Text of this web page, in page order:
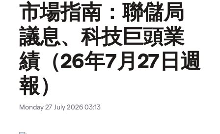
市場指南：聯儲局
議息、科技巨頭業
績（26年7月27日週
報）
Monday 27 July 2026 03:13